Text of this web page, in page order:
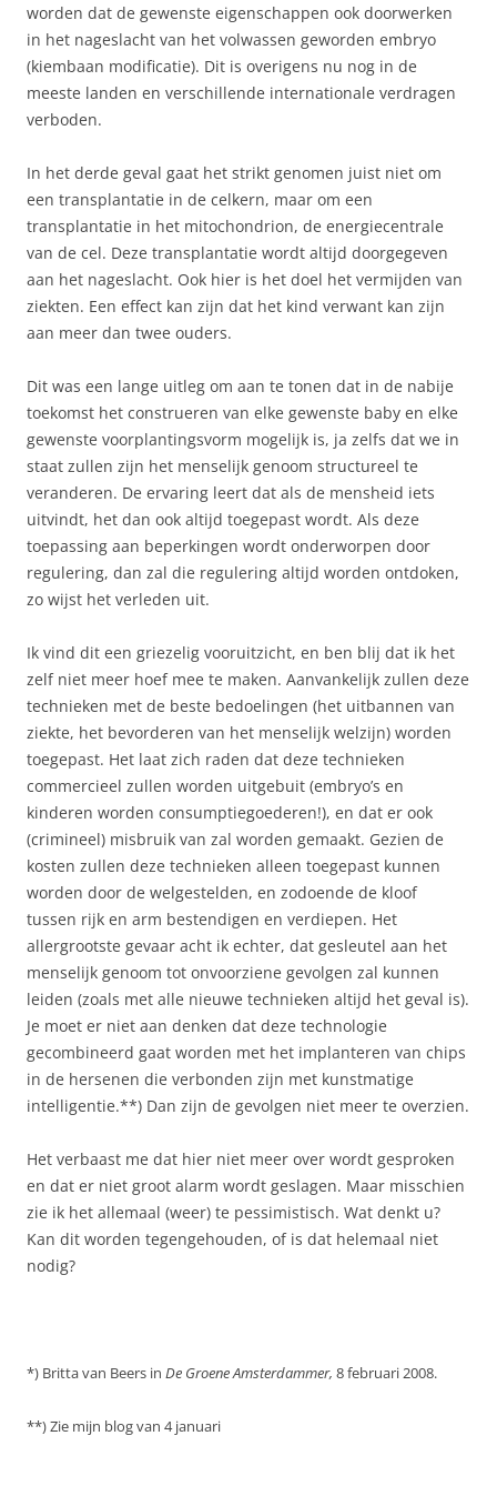
worden dat de gewenste eigenschappen ook doorwerken
in het nageslacht van het volwassen geworden embryo
(kiembaan modificatie). Dit is overigens nu nog in de
meeste landen en verschillende internationale verdragen
verboden.
In het derde geval gaat het strikt genomen juist niet om
een transplantatie in de celkern, maar om een
transplantatie in het mitochondrion, de energiecentrale
van de cel. Deze transplantatie wordt altijd doorgegeven
aan het nageslacht. Ook hier is het doel het vermijden van
ziekten. Een effect kan zijn dat het kind verwant kan zijn
aan meer dan twee ouders.
Dit was een lange uitleg om aan te tonen dat in de nabije
toekomst het construeren van elke gewenste baby en elke
gewenste voorplantingsvorm mogelijk is, ja zelfs dat we in
staat zullen zijn het menselijk genoom structureel te
veranderen. De ervaring leert dat als de mensheid iets
uitvindt, het dan ook altijd toegepast wordt. Als deze
toepassing aan beperkingen wordt onderworpen door
regulering, dan zal die regulering altijd worden ontdoken,
zo wijst het verleden uit.
Ik vind dit een griezelig vooruitzicht, en ben blij dat ik het
zelf niet meer hoef mee te maken. Aanvankelijk zullen deze
technieken met de beste bedoelingen (het uitbannen van
ziekte, het bevorderen van het menselijk welzijn) worden
toegepast. Het laat zich raden dat deze technieken
commercieel zullen worden uitgebuit (embryo’s en
kinderen worden consumptiegoederen!), en dat er ook
(crimineel) misbruik van zal worden gemaakt. Gezien de
kosten zullen deze technieken alleen toegepast kunnen
worden door de welgestelden, en zodoende de kloof
tussen rijk en arm bestendigen en verdiepen. Het
allergrootste gevaar acht ik echter, dat gesleutel aan het
menselijk genoom tot onvoorziene gevolgen zal kunnen
leiden (zoals met alle nieuwe technieken altijd het geval is).
Je moet er niet aan denken dat deze technologie
gecombineerd gaat worden met het implanteren van chips
in de hersenen die verbonden zijn met kunstmatige
intelligentie.**) Dan zijn de gevolgen niet meer te overzien.
Het verbaast me dat hier niet meer over wordt gesproken
en dat er niet groot alarm wordt geslagen. Maar misschien
zie ik het allemaal (weer) te pessimistisch. Wat denkt u?
Kan dit worden tegengehouden, of is dat helemaal niet
nodig?
*) Britta van Beers in De Groene Amsterdammer, 8 februari 2008.
**) Zie mijn blog van 4 januari